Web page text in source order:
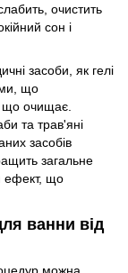
очистить
сон і
засоби, як гелі
що
що очищає.
та трав'яні
засобів
загальне
ефект, що
ванни від
можна